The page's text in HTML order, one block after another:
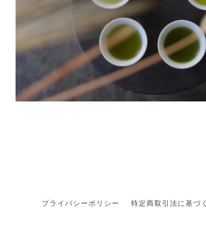
プライバシーポリシー 特定商取引法に基づ